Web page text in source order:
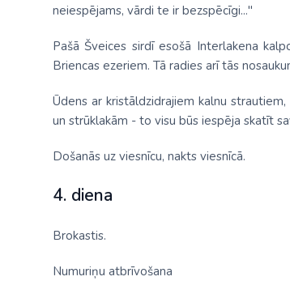
neiespējams, vārdi te ir bezspēcīgi..."
Pašā Šveices sirdī esošā Interlakena
Briencas ezeriem. Tā radies arī tās
Ūdens ar kristāldzidrajiem kalnu
un strūklakām - to visu būs iespēja skatīt
Došanās uz viesnīcu, nakts viesnīcā.
4. diena
Brokastis.
Numuriņu atbrīvošana